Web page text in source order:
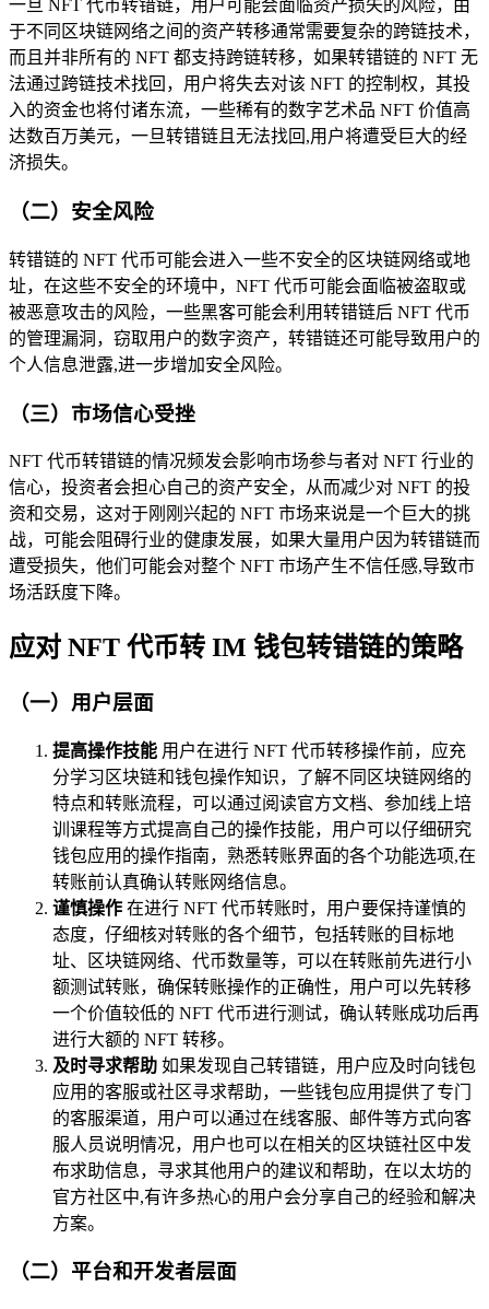
一旦 NFT 代币转错链，用户可能会面临资产损失的风险，由
于不同区块链网络之间的资产转移通常需要复杂的跨链技术，
而且并非所有的 NFT 都支持跨链转移，如果转错链的 NFT 无
法通过跨链技术找回，用户将失去对该 NFT 的控制权，其投
入的资金也将付诸东流，一些稀有的数字艺术品 NFT 价值高
达数百万美元，一旦转错链且无法找回,用户将遭受巨大的经
济损失。
（二）安全风险
转错链的 NFT 代币可能会进入一些不安全的区块链网络或地
址，在这些不安全的环境中，NFT 代币可能会面临被盗取或
被恶意攻击的风险，一些黑客可能会利用转错链后 NFT 代币
的管理漏洞，窃取用户的数字资产，转错链还可能导致用户的
个人信息泄露,进一步增加安全风险。
（三）市场信心受挫
NFT 代币转错链的情况频发会影响市场参与者对 NFT 行业的
信心，投资者会担心自己的资产安全，从而减少对 NFT 的投
资和交易，这对于刚刚兴起的 NFT 市场来说是一个巨大的挑
战，可能会阻碍行业的健康发展，如果大量用户因为转错链而
遭受损失，他们可能会对整个 NFT 市场产生不信任感,导致市
场活跃度下降。
应对 NFT 代币转 IM 钱包转错链的策略
（一）用户层面
提高操作技能 用户在进行 NFT 代币转移操作前，应充
分学习区块链和钱包操作知识，了解不同区块链网络的
特点和转账流程，可以通过阅读官方文档、参加线上培
训课程等方式提高自己的操作技能，用户可以仔细研究
钱包应用的操作指南，熟悉转账界面的各个功能选项,在
转账前认真确认转账网络信息。
谨慎操作 在进行 NFT 代币转账时，用户要保持谨慎的
态度，仔细核对转账的各个细节，包括转账的目标地
址、区块链网络、代币数量等，可以在转账前先进行小
额测试转账，确保转账操作的正确性，用户可以先转移
一个价值较低的 NFT 代币进行测试，确认转账成功后再
进行大额的 NFT 转移。
及时寻求帮助 如果发现自己转错链，用户应及时向钱包
应用的客服或社区寻求帮助，一些钱包应用提供了专门
的客服渠道，用户可以通过在线客服、邮件等方式向客
服人员说明情况，用户也可以在相关的区块链社区中发
布求助信息，寻求其他用户的建议和帮助，在以太坊的
官方社区中,有许多热心的用户会分享自己的经验和解决
方案。
（二）平台和开发者层面